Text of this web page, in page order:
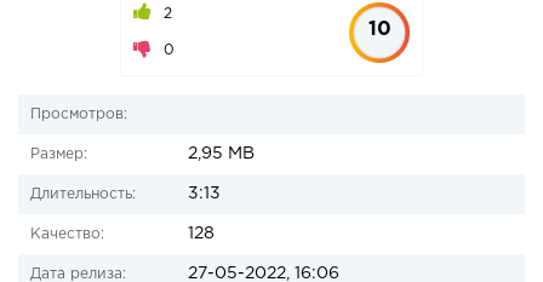
2
0
10
Просмотров:
Размер: 2,95 MB
Длительность: 3:13
Качество: 128
Дата релиза: 27-05-2022, 16:06